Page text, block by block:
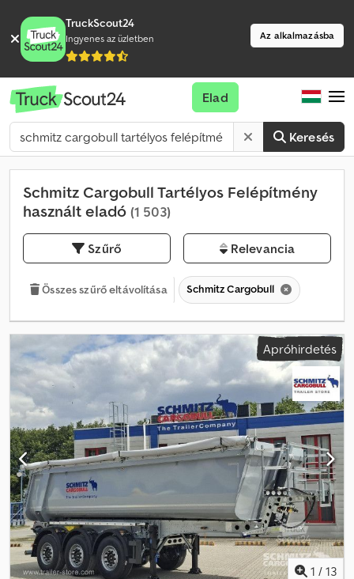
TruckScout24
Ingyenes az üzletben Az alkalmazásba
Keresés
Elad
Schmitz Cargobull Tartélyos Felépítmény
használt eladó (1 503)
Szűrő Relevancia
Összes szűrő eltávolítása Schmitz Cargobull
Apróhirdetés
1 / 13